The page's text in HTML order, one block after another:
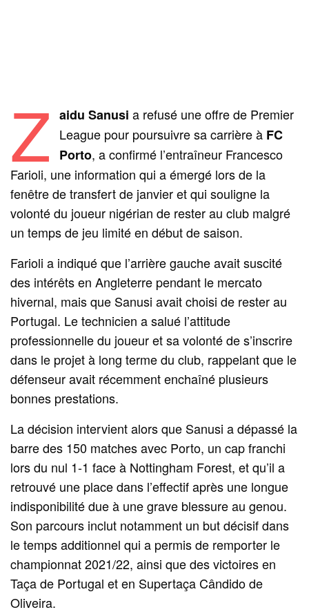
Z aidu Sanusi a refusé une offre de Premier
League pour poursuivre sa carrière à FC
Porto, a confirmé l’entraîneur Francesco
Farioli, une information qui a émergé lors de la
fenêtre de transfert de janvier et qui souligne la
volonté du joueur nigérian de rester au club malgré
un temps de jeu limité en début de saison.
Farioli a indiqué que l’arrière gauche avait suscité
des intérêts en Angleterre pendant le mercato
hivernal, mais que Sanusi avait choisi de rester au
Portugal. Le technicien a salué l’attitude
professionnelle du joueur et sa volonté de s’inscrire
dans le projet à long terme du club, rappelant que le
défenseur avait récemment enchaîné plusieurs
bonnes prestations.
La décision intervient alors que Sanusi a dépassé la
barre des 150 matches avec Porto, un cap franchi
lors du nul 1-1 face à Nottingham Forest, et qu’il a
retrouvé une place dans l’effectif après une longue
indisponibilité due à une grave blessure au genou.
Son parcours inclut notamment un but décisif dans
le temps additionnel qui a permis de remporter le
championnat 2021/22, ainsi que des victoires en
Taça de Portugal et en Supertaça Cândido de
Oliveira.